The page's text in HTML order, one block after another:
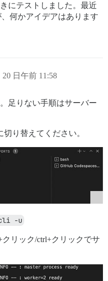
にテストしました。最近
何かアイデアはあります
20 日午前 11:58
足りない手順はサーバー
切り替えてください。
cli -u
リック/ctrl+クリックでサ